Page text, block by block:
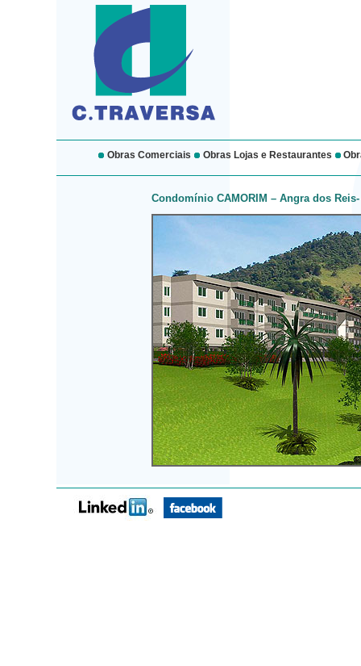
Obras Comerciais Obras Lojas e Restaurantes
Condomínio CAMORIM – Angra dos